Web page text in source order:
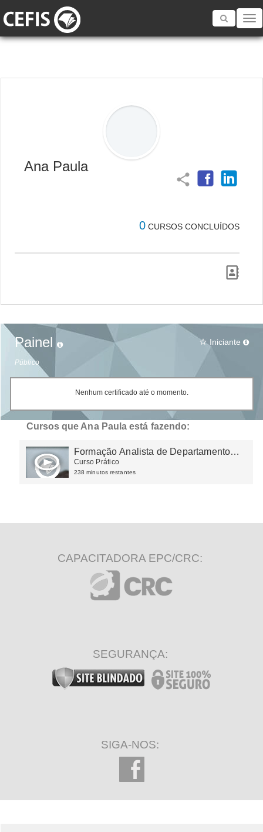
Toggle
Ana Paula
share
0 CURSOS CONCLUÍDOS
Painel
Público
star_border Iniciante
Nenhum certificado até o momento.
Cursos que Ana Paula está fazendo:
Formação Analista de Departamento
Pessoal
Curso Prático
238 minutos restantes
CAPACITADORA EPC/CRC:
SEGURANÇA:
SIGA-NOS: